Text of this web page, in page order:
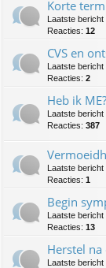
Korte
Laatste bericht
Reacties: 12
CVS en
Laatste bericht
Reacties: 2
Heb ik ME?
Laatste bericht
Reacties: 387
Laatste bericht
Reacties: 1
Begin
Laatste bericht
Reacties: 13
Herstel
Laatste bericht